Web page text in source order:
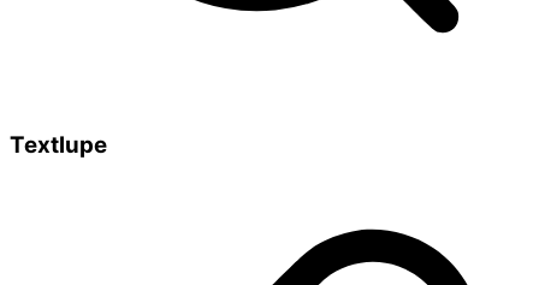
Textlupe